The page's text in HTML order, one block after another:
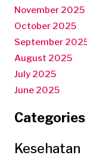
November 2025
October 2025
September
August 2025
July 2025
June 2025
Categories
Kesehatan